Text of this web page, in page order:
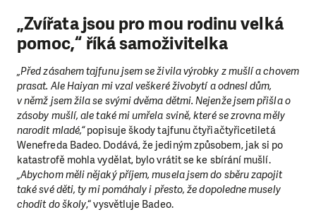
„Zvířata jsou pro mou rodinu velká
pomoc,“ říká samoživitelka
„Před zásahem tajfunu jsem se živila výrobky z mušlí a chovem
prasat. Ale Haiyan mi vzal veškeré živobytí a odnesl dům,
v němž jsem žila se svými dvěma dětmi. Nejenže jsem přišla o
zásoby mušlí, ale také mi umřela svině, které se zrovna měly
narodit mladé,“popisuje škody tajfunu čtyřiačtyřicetiletá
Wenefreda Badeo. Dodává, že jediným způsobem, jak si po
katastrofě mohla vydělat, bylo vrátit se ke sbírání mušlí.
„Abychom měli nějaký příjem, musela jsem do sběru zapojit
také své děti, ty mi pomáhaly i přesto, že dopoledne musely
chodit do školy,“ vysvětluje Badeo.